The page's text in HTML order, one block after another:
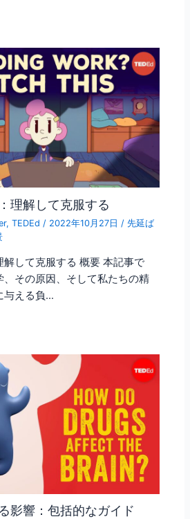
理解して克服する
,TEDEd / 2022年10月27日 /先延ば
解して克服する 概要 本記事で
、その原因、そして私たちの精
与える負…
影響：包括的なガイド